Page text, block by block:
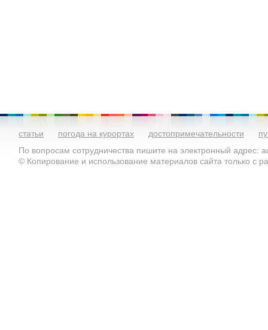
статьи погода на курортах достопримечательности
По вопросам сотрудничества пишите на электронный адрес:
© Копирование и использование материалов сайта только с